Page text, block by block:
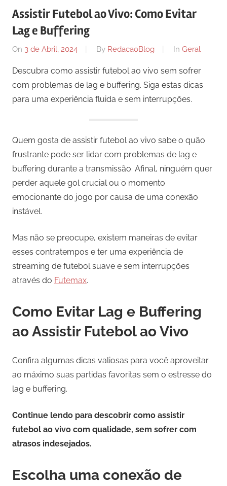
Assistir Futebol ao Vivo: Como Evitar
Lag e Buffering
On 3 de Abril, 2024 By RedacaoBlog In Geral
Descubra como assistir futebol ao vivo sem sofrer
com problemas de lag e buffering. Siga estas dicas
para uma experiência fluida e sem interrupções.
Quem gosta de assistir futebol ao vivo sabe o quão
frustrante pode ser lidar com problemas de lag e
buffering durante a transmissão. Afinal, ninguém quer
perder aquele gol crucial ou o momento
emocionante do jogo por causa de uma conexão
instável.
Mas não se preocupe, existem maneiras de evitar
esses contratempos e ter uma experiência de
streaming de futebol suave e sem interrupções
através do Futemax.
Como Evitar Lag e Buffering
ao Assistir Futebol ao Vivo
Confira algumas dicas valiosas para você aproveitar
ao máximo suas partidas favoritas sem o estresse do
lag e buffering.
Continue lendo para descobrir como assistir
futebol ao vivo com qualidade, sem sofrer com
atrasos indesejados.
Escolha uma conexão de